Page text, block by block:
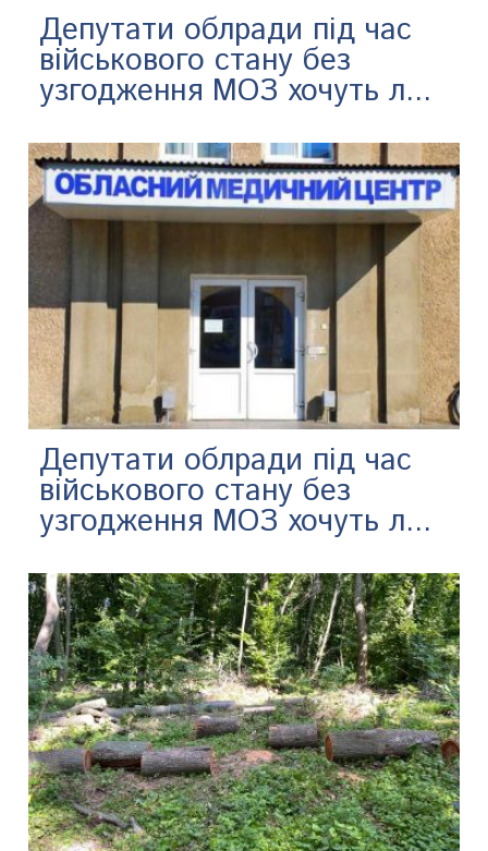
Депутати облради під час
військового стану без
узгодження МОЗ хочуть л...
Депутати облради під час
військового стану без
узгодження МОЗ хочуть л...